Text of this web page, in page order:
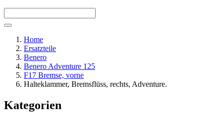
Home
Ersatzteile
Benero
Benero Adventure 125
F17 Bremse, vorne
Halteklammer, Bremsflüss, rechts, Adventure.
Kategorien